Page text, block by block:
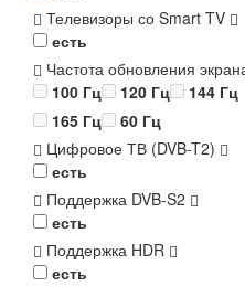
Телевизоры со Smart TV
есть
Частота обновления
100 Гц
120 Гц
144 Гц
165 Гц
60 Гц
Цифровое ТВ (DVB-T2)
есть
Поддержка DVB-S2
есть
Поддержка HDR
есть